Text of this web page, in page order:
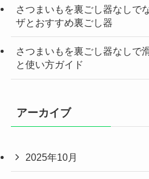
さつまいもを裏ごし器なしで
ザとおすすめ裏ごし器
さつまいもを裏ごし器なしで
と使い方ガイド
アーカイブ
2025年10月